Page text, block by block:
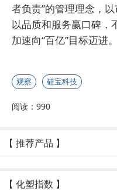
者负责”的管理理念，
以品质和服务赢口碑，
加速向“百亿”目标迈进。
观察 硅宝科技
阅读：990
【 推荐产品 】
【 化塑指数 】